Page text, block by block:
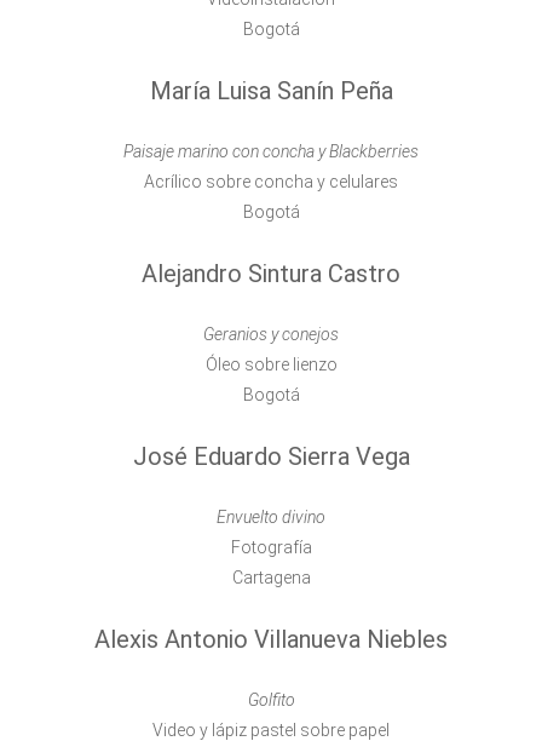
Bogotá
María Luisa Sanín Peña
Paisaje marino con concha y Blackberries
Acrílico sobre concha y celulares
Bogotá
Alejandro Sintura Castro
Geranios y conejos
Óleo sobre lienzo
Bogotá
José Eduardo Sierra Vega
Envuelto divino
Fotografía
Cartagena
Alexis Antonio Villanueva Niebles
Golfito
Video y lápiz pastel sobre papel